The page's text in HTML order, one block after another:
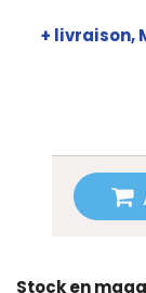
+ livraison,
Stock en